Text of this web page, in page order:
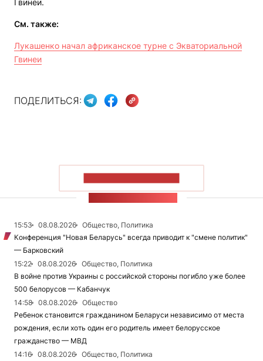
См. также:
Лукашенко начал африканское турне с Экваториальной
Гвинеи
ПОДЕЛИТЬСЯ:
15:53 08.08.2026
Общество, Политика
Конференция "Новая Беларусь" всегда приводит к "смене политик"
— Барковский
15:22
08.08.2026
Общество, Политика
В войне против Украины с российской стороны погибло уже более
500 белорусов — Кабанчук
14:58
08.08.2026
Общество
Ребенок становится гражданином Беларуси независимо от места
рождения, если хоть один его родитель имеет белорусское
гражданство — МВД
14:16
08.08.2026
Общество, Политика